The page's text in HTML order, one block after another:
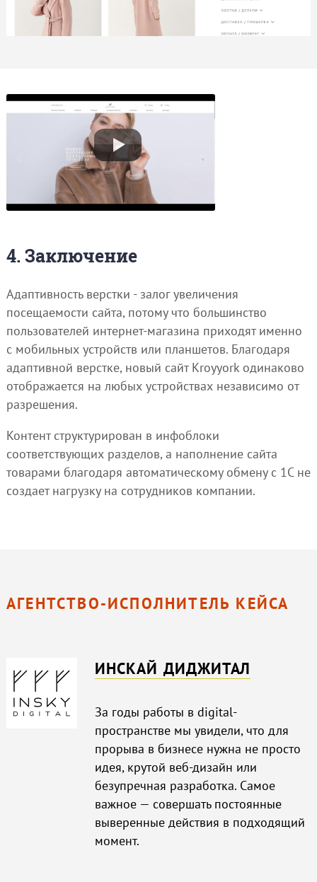
4. Заключение
Адаптивность верстки - залог увеличения
посещаемости сайта, потому что большинство
пользователей интернет-магазина приходят именно
с мобильных устройств или планшетов. Благодаря
адаптивной верстке, новый сайт Kroyyork одинаково
отображается на любых устройствах независимо от
разрешения.
Контент структурирован в инфоблоки
соответствующих разделов, а наполнение сайта
товарами благодаря автоматическому обмену с 1С не
создает нагрузку на сотрудников компании.
АГЕНТСТВО-ИСПОЛНИТЕЛЬ КЕЙСА
ИНСКАЙ ДИДЖИТАЛ
За годы работы в digital-
пространстве мы увидели, что для
прорыва в бизнесе нужна не просто
идея, крутой веб-дизайн или
безупречная разработка. Самое
важное — совершать постоянные
выверенные действия в подходящий
момент.